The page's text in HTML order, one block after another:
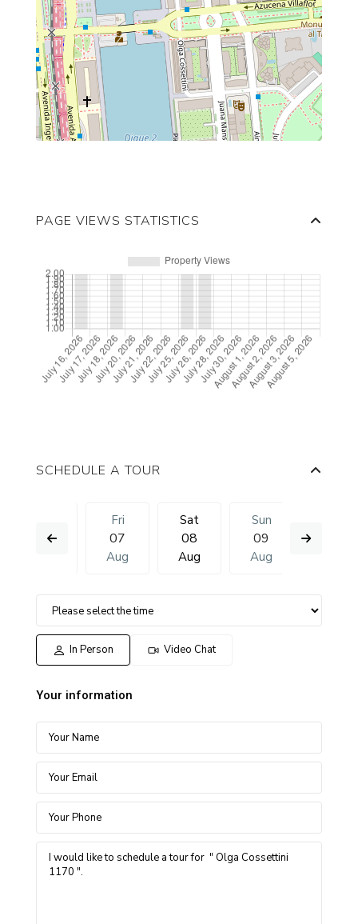
PAGE VIEWS STATISTICS
SCHEDULE A TOUR
16
Fri
07
Aug
Sat
08
Aug
Sun
09
Aug
In Person Video Chat
Your information